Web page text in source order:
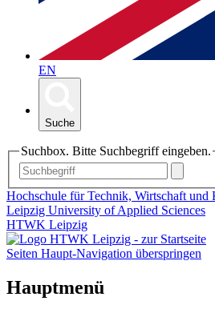
EN
Suche
Suchbox. Bitte Suchbegriff eingeben.
Hochschule für Technik, Wirtschaft
Leipzig University of Applied Sciences
HTWK Leipzig
Seiten Haupt-Navigation überspringen
Hauptmenü